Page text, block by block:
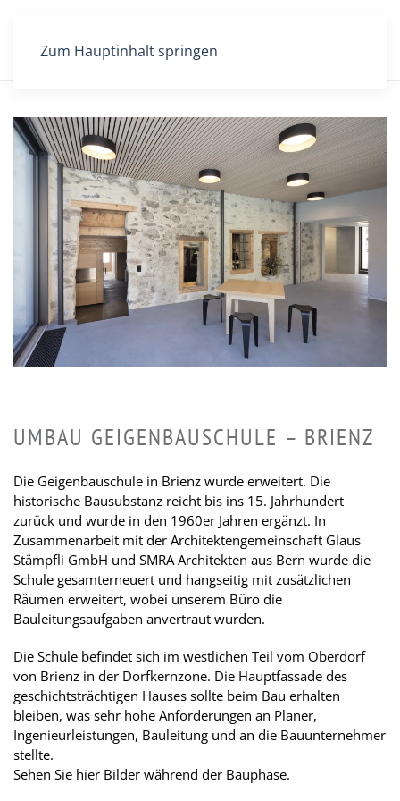
Zum Hauptinhalt springen
UMBAU GEIGENBAUSCHULE – BRIENZ
Die Geigenbauschule in Brienz wurde erweitert. Die
historische Bausubstanz reicht bis ins 15. Jahrhundert
zurück und wurde in den 1960er Jahren ergänzt. In
Zusammenarbeit mit der Architektengemeinschaft Glaus
Stämpfli GmbH und SMRA Architekten aus Bern wurde die
Schule gesamterneuert und hangseitig mit zusätzlichen
Räumen erweitert, wobei unserem Büro die
Bauleitungsaufgaben anvertraut wurden.
Die Schule befindet sich im westlichen Teil vom Oberdorf
von Brienz in der Dorfkernzone. Die Hauptfassade des
geschichtsträchtigen Hauses sollte beim Bau erhalten
bleiben, was sehr hohe Anforderungen an Planer,
Ingenieurleistungen, Bauleitung und an die Bauunternehmer
stellte.
Sehen Sie hier Bilder während der Bauphase.